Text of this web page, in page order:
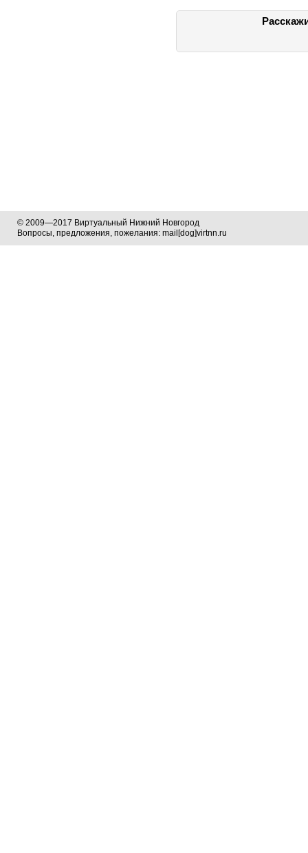
© 2009—2017 Виртуальный Нижний Новгород
Вопросы, предложения, пожелания: mail[dog]virtnn.ru